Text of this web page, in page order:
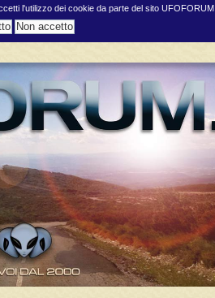
l'utilizzo dei cookie da parte del sito UFOFORUM.